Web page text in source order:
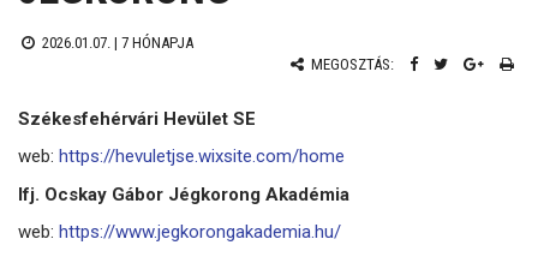
2026.01.07. | 7 HÓNAPJA
MEGOSZTÁS:
Székesfehérvári Hevület SE
web: https://hevuletjse.wixsite.com/home
Ifj. Ocskay Gábor Jégkorong Akadémia
web: https://www.jegkorongakademia.hu/